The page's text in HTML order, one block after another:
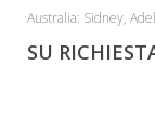
Australia: Sidney,
SU